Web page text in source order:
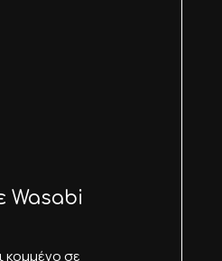
Wasabi
κομμένο σε